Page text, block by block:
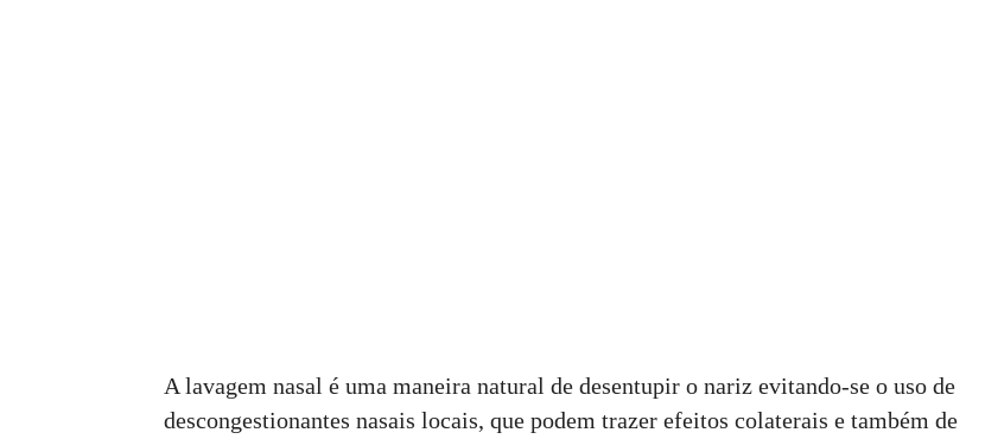
A lavagem nasal é uma maneira natural de desentupir o nariz evitando-se o uso de
descongestionantes nasais locais, que podem trazer efeitos colaterais e também de